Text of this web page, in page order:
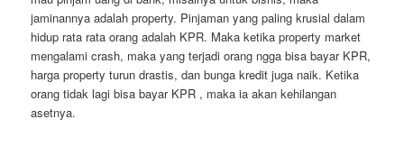
jaminannya adalah property. Pinjaman yang paling krusial dalam
hidup rata rata orang adalah KPR. Maka ketika property market
mengalami crash, maka yang terjadi orang ngga bisa bayar KPR,
harga property turun drastis, dan bunga kredit juga naik. Ketika
orang tidak lagi bisa bayar KPR , maka ia akan kehilangan
asetnya.